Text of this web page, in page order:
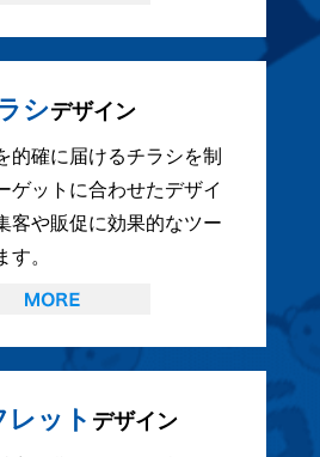
シデザイン
的確に届けるチラシを制
ゲットに合わせたデザイ
客や販促に効果的なツー
す。
ット デザイン